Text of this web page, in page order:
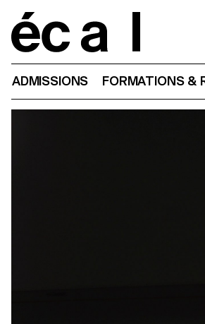
ADMISSIONS FORMATIONS &